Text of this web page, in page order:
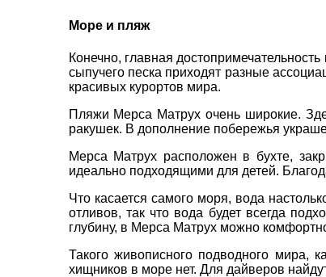
Море и пляж
Конечно, главная
сыпучего песка приходят разные
красивых курортов мира.
Пляжи Мерса Матрух очень широкие.
ракушек. В дополнение побережья
Мерса Матрух расположен в бухте,
идеально подходящими для детей.
Что касается самого моря, вода
отливов, так что вода будет всегда
глубину, в Мерса Матрух можно
Такого живописного подводного мира,
хищников в море нет. Для дайверов
* ВАШЕ ІМ'Я
*ТЕЛЕФОН
*поля обов'язкові для